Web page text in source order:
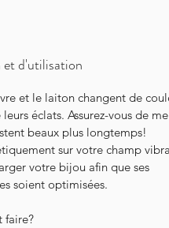
d'utilisation
et le laiton changent de
éclats. Assurez-vous de
beaux plus longtemps!
sur votre champ
votre bijou afin que ses
soient optimisées.
faire?